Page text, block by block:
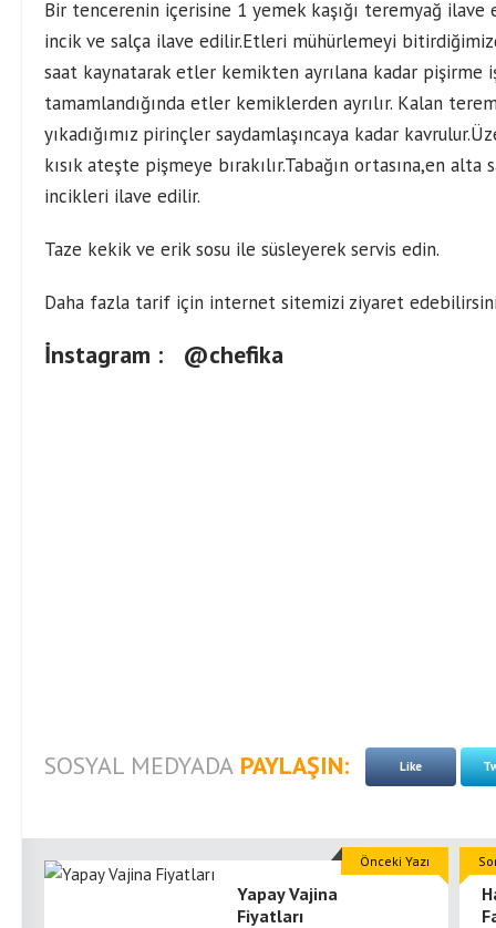
Bir tencerenin içerisine 1 yemek kaşığı teremyağ ilave
incik ve salça ilave edilir.Etleri mühürlemeyi
saat kaynatarak etler kemikten ayrılana kadar pişirme
tamamlandığında etler kemiklerden ayrılır. Kalan
yıkadığımız pirinçler saydamlaşıncaya kadar
kısık ateşte pişmeye bırakılır.Tabağın ortasına,en
incikleri ilave edilir.
Taze kekik ve erik sosu ile süsleyerek servis edin.
Daha fazla tarif için internet sitemizi ziyaret
İnstagram : @chefika
SOSYAL MEDYADA PAYLAŞIN: Like
Yapay Vajina
Fiyatları
Önceki Yazı